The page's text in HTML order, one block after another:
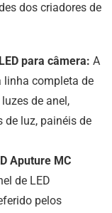
dos criadores de
para câmera: A
linha completa de
de anel,
de luz, painéis de
Aputure MC
de LED
pelos